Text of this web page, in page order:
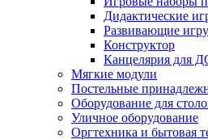
Дидактические
Развивающие
Конструктор
Канцелярия для
Мягкие модули
Постельные
Оборудование для
Уличное оборудование
Оргтехника и бытовая